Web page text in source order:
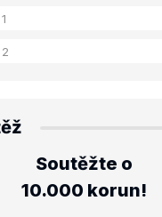
Soutěžte o
10.000 korun!